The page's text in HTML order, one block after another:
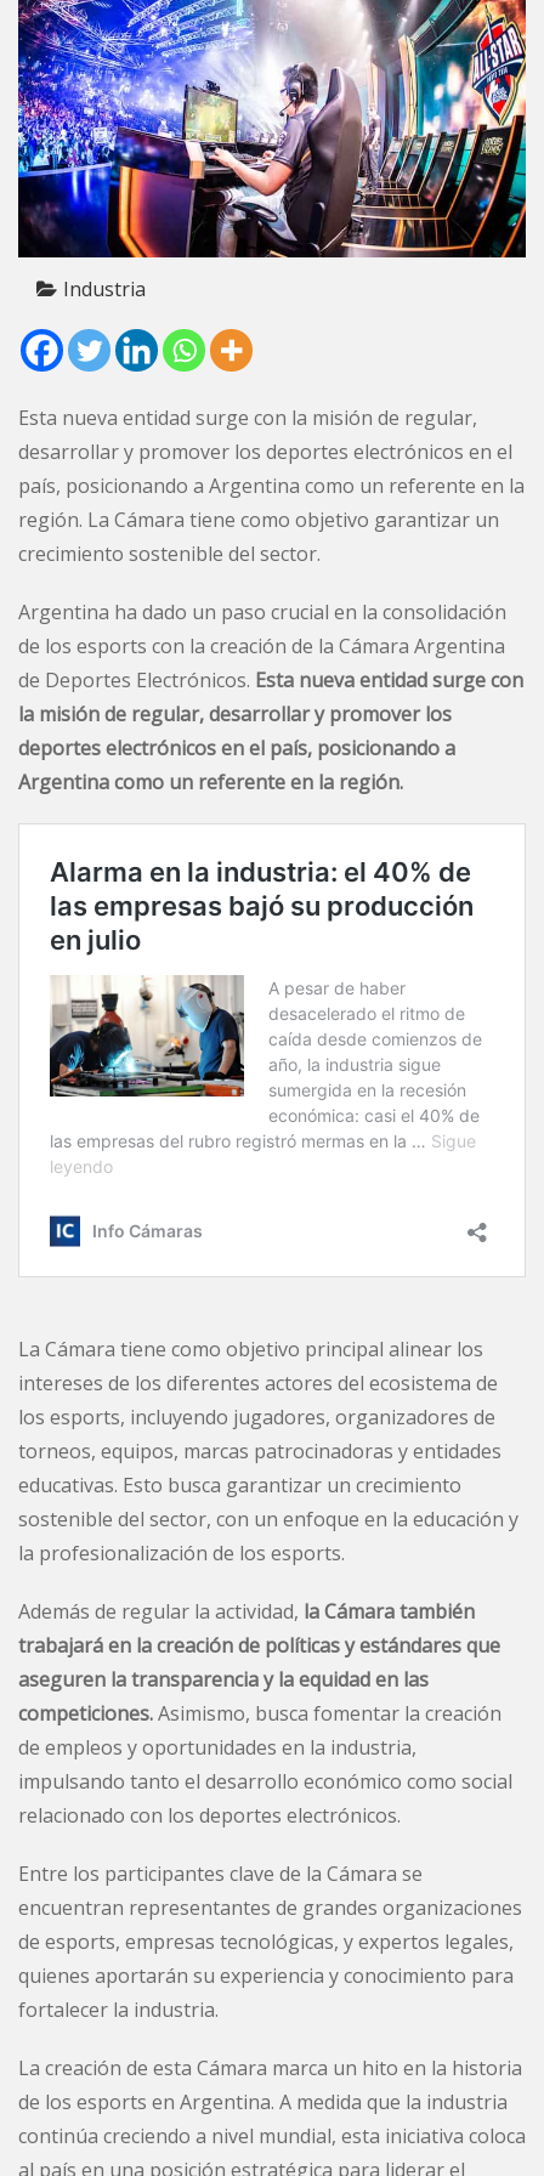
Industria
Esta nueva entidad surge con la misión de regular,
desarrollar y promover los deportes electrónicos en el
país, posicionando a Argentina como un referente en la
región. La Cámara tiene como objetivo garantizar un
crecimiento sostenible del sector.
Argentina ha dado un paso crucial en la consolidación
de los esports con la creación de la Cámara Argentina
de Deportes Electrónicos. Esta nueva entidad surge con
la misión de regular, desarrollar y promover los
deportes electrónicos en el país, posicionando a
Argentina como un referente en la región.
La Cámara tiene como objetivo principal alinear los
intereses de los diferentes actores del ecosistema de
los esports, incluyendo jugadores, organizadores de
torneos, equipos, marcas patrocinadoras y entidades
educativas. Esto busca garantizar un crecimiento
sostenible del sector, con un enfoque en la educación y
la profesionalización de los esports.
Además de regular la actividad, la Cámara también
trabajará en la creación de políticas y estándares que
aseguren la transparencia y la equidad en las
competiciones.Asimismo, busca fomentar la creación
de empleos y oportunidades en la industria,
impulsando tanto el desarrollo económico como social
relacionado con los deportes electrónicos.
Entre los participantes clave de la Cámara se
encuentran representantes de grandes organizaciones
de esports, empresas tecnológicas, y expertos legales,
quienes aportarán su experiencia y conocimiento para
fortalecer la industria.
La creación de esta Cámara marca un hito en la historia
de los esports en Argentina. A medida que la industria
continúa creciendo a nivel mundial, esta iniciativa coloca
al país en una posición estratégica para liderar el